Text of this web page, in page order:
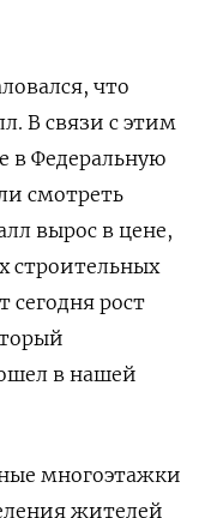
что
В связи с этим
в Федеральную
смотреть
вырос в цене,
строительных
сегодня рост
в нашей
многоэтажки
жителей